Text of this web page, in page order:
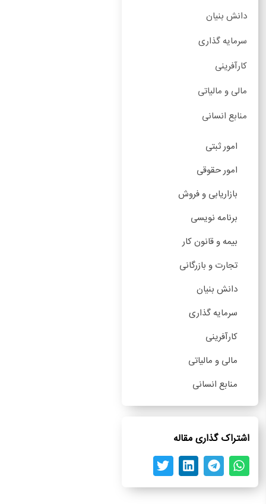
دانش بنیان
سرمایه گذاری
کارآفرینی
مالی و مالیاتی
منابع انسانی
امور ثبتی
امور حقوقی
بازاریابی و فروش
برنامه نویسی
بیمه و قانون کار
تجارت و بازرگانی
دانش بنیان
سرمایه گذاری
کارآفرینی
مالی و مالیاتی
منابع انسانی
اشتراک گذاری مقاله